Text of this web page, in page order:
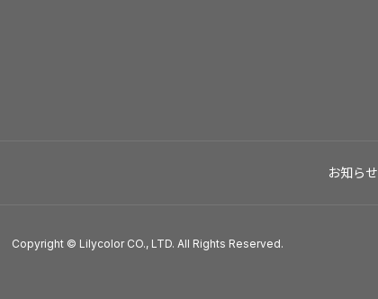
お知らせ
Copyright © Lilycolor CO., LTD. All Rights Reserved.